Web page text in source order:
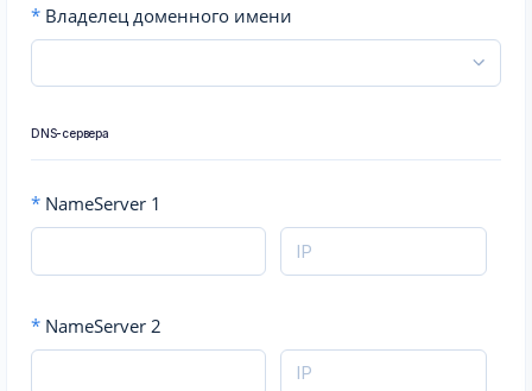
* Владелец доменного имени
DNS-сервера
* NameServer 1
* NameServer 2